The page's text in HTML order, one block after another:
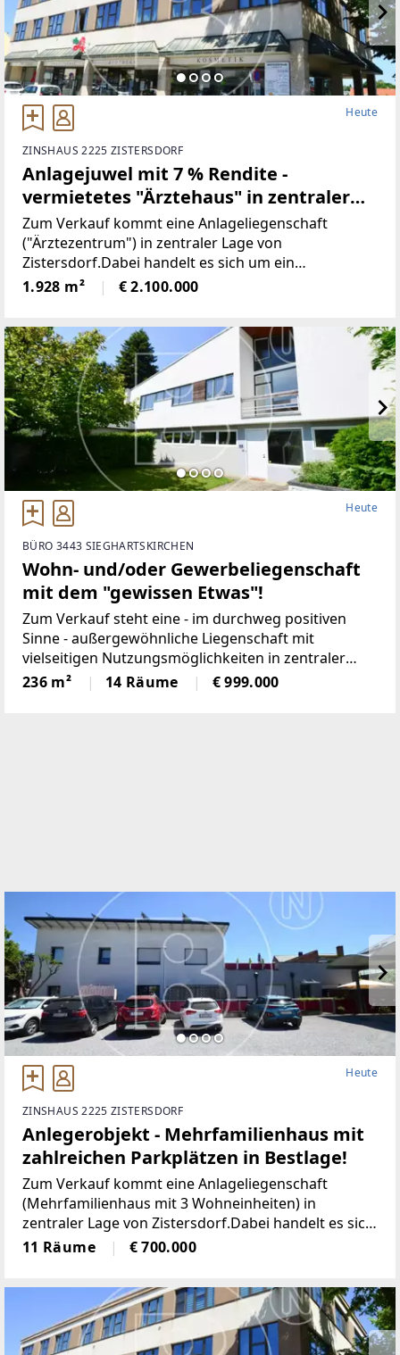
Heute
ZINSHAUS 2225 ZISTERSDORF
Anlagejuwel mit 7 % Rendite -
vermietetes "Ärztehaus" in zentraler
Lage von Zistersdorf!
Zum Verkauf kommt eine Anlageliegenschaft
("Ärztezentrum") in zentraler Lage von
Zistersdorf.Dabei handelt es sich um ein
Grundstück mit ca. 886 m² auf welchem zwei
1.928 m² € 2.100.000
Heute
BÜRO 3443 SIEGHARTSKIRCHEN
Wohn- und/oder Gewerbeliegenschaft
mit dem "gewissen Etwas"!
Zum Verkauf steht eine - im durchweg positiven
Sinne - außergewöhnliche Liegenschaft mit
vielseitigen Nutzungsmöglichkeiten in zentraler
Lage von Sieghartskirchen.Die Marktgemeinde mit
ca. 7.800 Einwohnern bietet
236 m² 14 Räume € 999.000
Heute
ZINSHAUS 2225 ZISTERSDORF
Anlegerobjekt - Mehrfamilienhaus mit
zahlreichen Parkplätzen in Bestlage!
Zum Verkauf kommt eine Anlageliegenschaft
(Mehrfamilienhaus mit 3 Wohneinheiten) in
zentraler Lage von Zistersdorf.Dabei handelt es sich
um ein Grundstück mit ca. 893 m²,
11 Räume € 700.000